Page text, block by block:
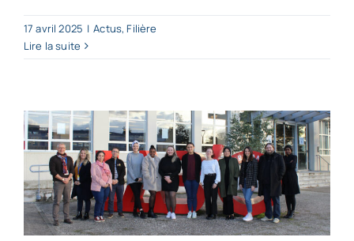
17 avril 2025 | Actus, Filière
Lire la suite